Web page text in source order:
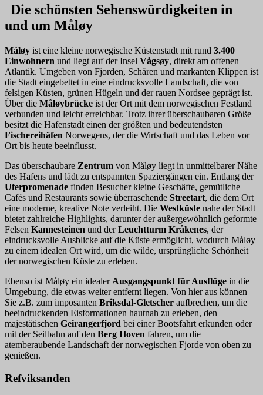
Die schönsten Sehenswürdigkeiten in
und um Måløy
Måløy ist eine kleine norwegische Küstenstadt mit rund 3.400
Einwohnern und liegt auf der Insel Vågsøy, direkt am offenen
Atlantik. Umgeben von Fjorden, Schären und markanten Klippen ist
die Stadt eingebettet in eine eindrucksvolle Landschaft, die von
felsigen Küsten, grünen Hügeln und der rauen Nordsee geprägt ist.
Über die Måløybrücke ist der Ort mit dem norwegischen Festland
verbunden und leicht erreichbar. Trotz ihrer überschaubaren Größe
besitzt die Hafenstadt einen der größten und bedeutendsten
Fischereihäfen Norwegens, der die Wirtschaft und das Leben vor
Ort bis heute beeinflusst.
Das überschaubare Zentrum von Måløy liegt in unmittelbarer Nähe
des Hafens und lädt zu entspannten Spaziergängen ein. Entlang der
Uferpromenade finden Besucher kleine Geschäfte, gemütliche
Cafés und Restaurants sowie überraschende Streetart, die dem Ort
eine moderne, kreative Note verleiht. Die Westküste nahe der Stadt
bietet zahlreiche Highlights, darunter der außergewöhnlich geformte
Felsen Kannesteinen und derLeuchtturm Kråkenes, der
eindrucksvolle Ausblicke auf die Küste ermöglicht, wodurch Måløy
zu einem idealen Ort wird, um die wilde, ursprüngliche Schönheit
der norwegischen Küste zu erleben.
Ebenso ist Måløy ein idealer Ausgangspunkt für Ausflüge in die
Umgebung, die etwas weiter entfernt liegen. Von hier aus können
Sie z.B. zum imposanten Briksdal-Gletscher aufbrechen, um die
beeindruckenden Eisformationen hautnah zu erleben, den
majestätischen Geirangerfjord bei einer Bootsfahrt erkunden oder
mit der Seilbahn auf den Berg Hoven fahren, um die
atemberaubende Landschaft der norwegischen Fjorde von oben zu
genießen.
Refviksanden